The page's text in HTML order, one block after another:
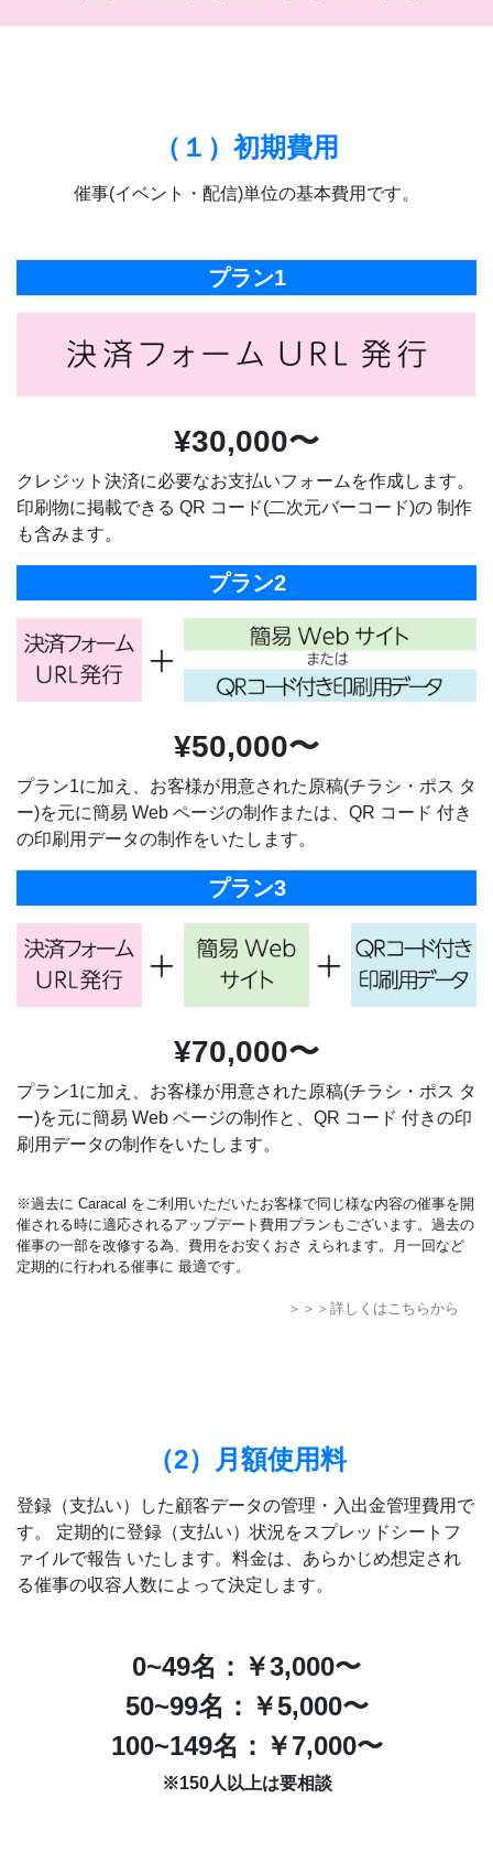
（１）初期費用
催事(イベント・配信)単位の基本費用です。
プラン1
¥30,000〜
クレジット決済に必要なお支払いフォームを作成します。
印刷物に掲載できる QR コード(二次元バーコード)の 制作
も含みます。
プラン2
¥50,000〜
プラン1に加え、お客様が用意された原稿(チラシ・ポス タ
ー)を元に簡易 Web ページの制作または、QR コード 付き
の印刷用データの制作をいたします。
プラン3
¥70,000〜
プラン1に加え、お客様が用意された原稿(チラシ・ポス タ
ー)を元に簡易 Web ページの制作と、QR コード 付きの印
刷用データの制作をいたします。
※過去に Caracal をご利用いただいたお客様で同じ様な内容の催事を開
催される時に適応されるアップデート費用プランもございます。過去の
催事の一部を改修する為、費用をお安くおさ えられます。月一回など
定期的に行われる催事に 最適です。
＞＞＞詳しくはこちらから
（2）月額使用料
登録（支払い）した顧客データの管理・入出金管理費用で
す。 定期的に登録（支払い）状況をスプレッドシートフ
ァイルで報告 いたします。料金は、あらかじめ想定され
る催事の収容人数によって決定します。
0~49名：￥3,000〜
50~99名：￥5,000〜
100~149名：￥7,000〜
※150人以上は要相談